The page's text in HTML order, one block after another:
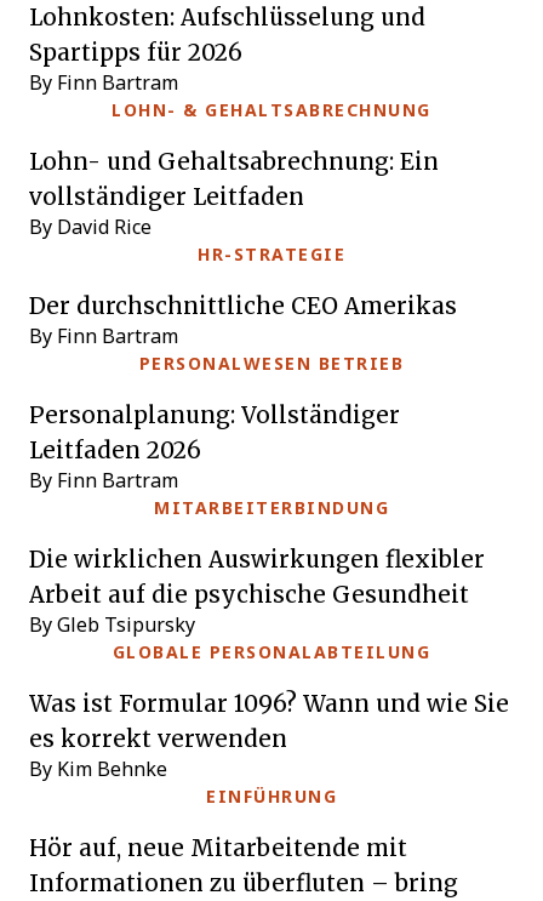
Lohnkosten: Aufschlüsselung und
Spartipps für 2026
By Finn Bartram
LOHN- & GEHALTSABRECHNUNG
Lohn- und Gehaltsabrechnung: Ein
vollständiger Leitfaden
By David Rice
HR-STRATEGIE
Der durchschnittliche CEO Amerikas
By Finn Bartram
PERSONALWESEN BETRIEB
Personalplanung: Vollständiger
Leitfaden 2026
By Finn Bartram
MITARBEITERBINDUNG
Die wirklichen Auswirkungen flexibler
Arbeit auf die psychische Gesundheit
By Gleb Tsipursky
GLOBALE PERSONALABTEILUNG
Was ist Formular 1096? Wann und wie Sie
es korrekt verwenden
By Kim Behnke
EINFÜHRUNG
Hör auf, neue Mitarbeitende mit
Informationen zu überfluten – bring